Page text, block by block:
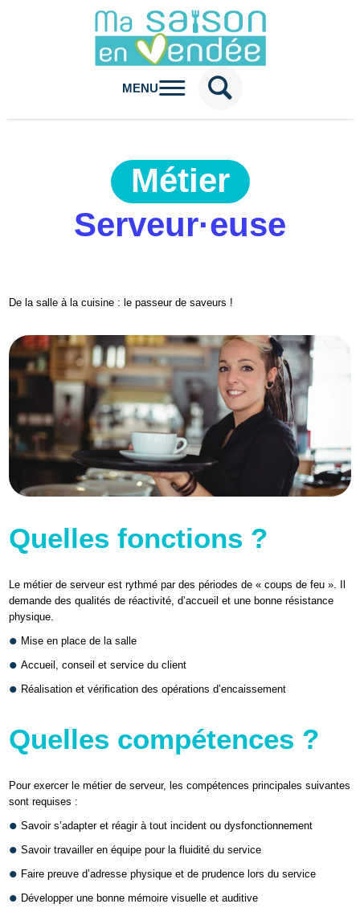
MENU
Métier
Serveur·euse
De la salle à la cuisine : le passeur de saveurs !
Quelles fonctions ?
Le métier de serveur est rythmé par des périodes de « coups de feu ». Il
demande des qualités de réactivité, d’accueil et une bonne résistance
physique.
Mise en place de la salle
Accueil, conseil et service du client
Réalisation et vérification des opérations d’encaissement
Quelles compétences ?
Pour exercer le métier de serveur, les compétences principales suivantes
sont requises :
Savoir s’adapter et réagir à tout incident ou dysfonctionnement
Savoir travailler en équipe pour la fluidité du service
Faire preuve d’adresse physique et de prudence lors du service
Développer une bonne mémoire visuelle et auditive